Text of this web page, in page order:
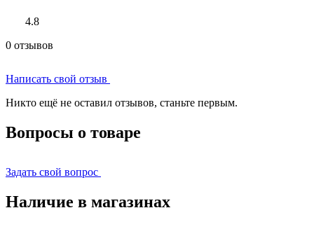
4.8
0 отзывов
Написать свой отзыв
Никто ещё не оставил отзывов, станьте первым.
Вопросы о товаре
Задать свой вопрос
Наличие в магазинах